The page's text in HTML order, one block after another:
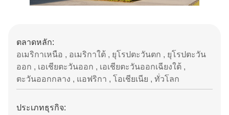
ตลาดหลัก:
อเมริกาเหนือ , อเมริกาใต้ , ยุโรปตะวันตก , ยุโรปตะวัน
ออก , เอเชียตะวันออก , เอเชียตะวันออกเฉียงใต้ ,
ตะวันออกกลาง , แอฟริกา , โอเชียเนีย , ทั่วโลก
ประเภทธุรกิจ: